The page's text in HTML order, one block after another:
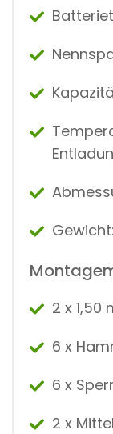
2 x
6 x
6 x
2 x